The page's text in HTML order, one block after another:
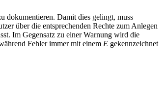
dokumentieren. Damit dies gelingt, muss
über die entsprechenden Rechte zum Anlegen
Im Gegensatz zu einer Warnung wird die
Fehler immer mit einem E gekennzeichnet